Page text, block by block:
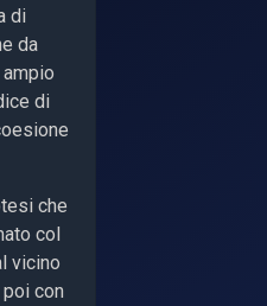
di
da
di
che
col
vicino
con